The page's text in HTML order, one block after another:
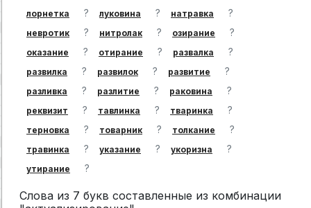
лорнетка ? луковина ? натравка ?
невротик ? нитролак ? озирание ?
оказание ? отирание ? развалка ?
развилка ? развилок ? развитие ?
разливка ? разлитие ? раковина ?
реквизит ? тавлинка ? тваринка ?
терновка ? товарник ? толкание ?
травинка ? указание ? укоризна ?
утирание ?
Слова из 7 букв составленные из комбинации